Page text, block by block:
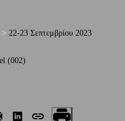
> 22-23 Σεπτεμβρίου 2023